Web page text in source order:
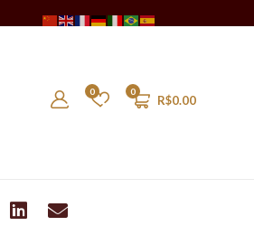
0
R$0.00
0